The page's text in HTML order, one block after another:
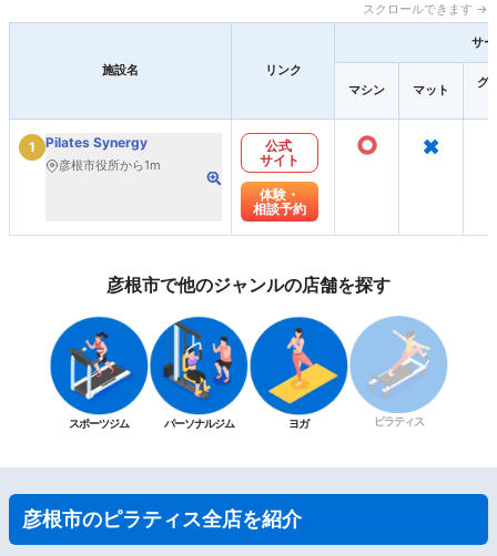
スクロールできます →
施設名 リンク
サ
マシン マット
グ
1 Pilates Synergy
彦根市役所から1m
公式
サイト
体験・
相談予約
○ ×
彦根市で他のジャンルの店舗を探す
スポーツジム パーソナルジム ヨガ ピラティス
彦根市のピラティス全店を紹介